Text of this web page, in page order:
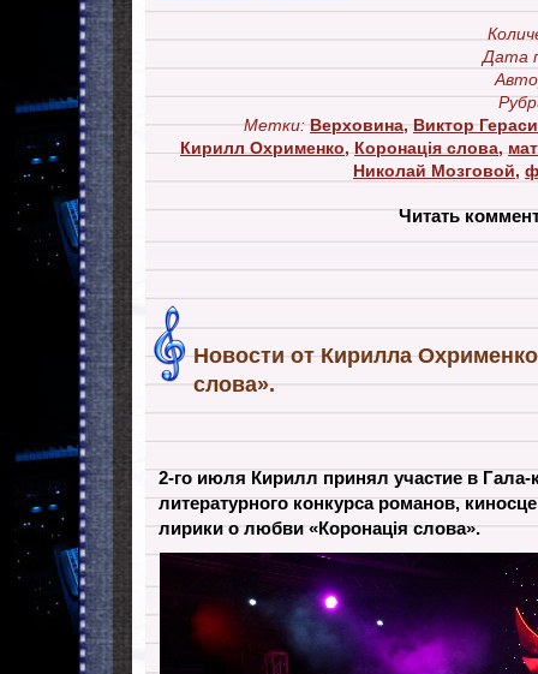
Дата
Метки: Верховина,Виктор
Кирилл Охрименко, Коронація слова,
Николай Мозговой,
Читать
Новости от Кирилла
слова».
2-го июля Кирилл принял участие в Гала-
литературного конкурса романов,
лирики о любви «Коронація слова».